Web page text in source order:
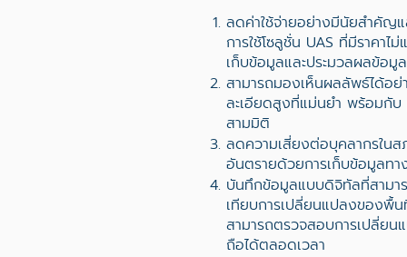
ลดค่าใช้จ่ายอย่างมีนัยสำคัญแ
การใช้โซลูชั่น UAS ที่มีราคาไ
เก็บข้อมูลและประมวลผลข้อมู
สามารถมองเห็นผลลัพธ์ได้อ
ละเอียดสูงที่แม่นยำ พร้อมกั
สามมิติ
ลดความเสี่ยงต่อบุคลากรใน
อันตรายด้วยการเก็บข้อมูลทา
บันทึกข้อมูลแบบดิจิทัลที่สามาร
เทียบการเปลี่ยนแปลงของพื้น
สามารถตรวจสอบการเปลี่ยน
ถือได้ตลอดเวลา